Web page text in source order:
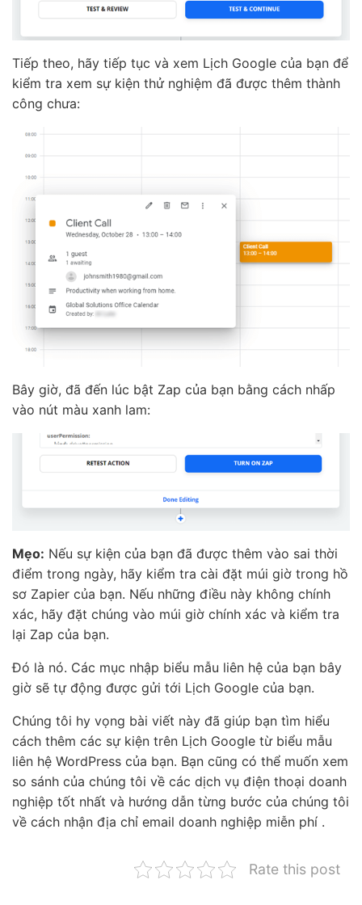
Tiếp theo, hãy tiếp tục và xem Lịch Google của bạn để
kiểm tra xem sự kiện thử nghiệm đã được thêm thành
công chưa:
Bây giờ, đã đến lúc bật Zap của bạn bằng cách nhấp
vào nút màu xanh lam:
Mẹo: Nếu sự kiện của bạn đã được thêm vào sai thời
điểm trong ngày, hãy kiểm tra cài đặt múi giờ trong hồ
sơ Zapier của bạn. Nếu những điều này không chính
xác, hãy đặt chúng vào múi giờ chính xác và kiểm tra
lại Zap của bạn.
Đó là nó. Các mục nhập biểu mẫu liên hệ của bạn bây
giờ sẽ tự động được gửi tới Lịch Google của bạn.
Chúng tôi hy vọng bài viết này đã giúp bạn tìm hiểu
cách thêm các sự kiện trên Lịch Google từ biểu mẫu
liên hệ WordPress của bạn. Bạn cũng có thể muốn xem
so sánh của chúng tôi về các dịch vụ điện thoại doanh
nghiệp tốt nhất và hướng dẫn từng bước của chúng tôi
về cách nhận địa chỉ email doanh nghiệp miễn phí .
Rate this post